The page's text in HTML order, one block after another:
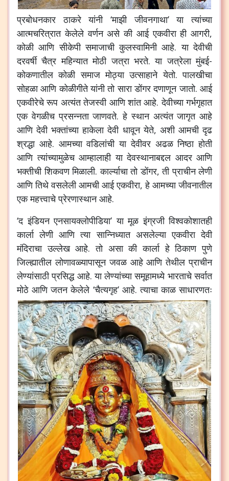
प्रबोधनकार ठाकरे यांनी ‘माझी जीवनगाथा’ या त्यांच्या
आत्मचरित्रात केलेले वर्णन असे की आई एकवीरा ही आगरी,
कोळी आणि सीकेपी समाजाची कुलस्वामिनी आहे. या देवीची
दरवर्षी चैत्र महिन्यात मोठी जत्रा भरते. या जत्रेला मुंबई-
कोकणातील कोळी समाज मोठ्या उत्साहाने येतो. पालखीचा
सोहळा आणि कोळीगीते यांनी तो सारा डोंगर दणाणून जातो. आई
एकवीरेचे रूप अत्यंत तेजस्वी आणि शांत आहे. देवीच्या गर्भगृहात
एक वेगळीच प्रसन्नता जाणवते. हे स्थान अत्यंत जागृत आहे
आणि देवी भक्तांच्या हाकेला देवी धावून येते, अशी आमची दृढ
श्रद्धा आहे. आमच्या वडिलांची या देवीवर अढळ निष्ठा होती
आणि त्यांच्यामुळेच आम्हालाही या देवस्थानाबद्दल आदर आणि
भक्तीची शिकवण मिळाली. कार्ल्याचा तो डोंगर, ती प्राचीन लेणी
आणि तिथे वसलेली आमची आई एकवीरा, हे आमच्या जीवनातील
एक महत्त्वाचे प्रेरणास्थान आहे.
‘द इंडियन एनसायक्लोपीडिया’ या मूळ इंग्रजी विश्वकोशातही
कार्ला लेणी आणि त्या सान्निध्यात असलेल्या एकवीरा देवी
मंदिराचा उल्लेख आहे. तो असा की कार्ला हे ठिकाण पुणे
जिल्ह्यातील लोणावळ्यापासून जवळ आहे आणि तेथील प्राचीन
लेण्यांसाठी प्रसिद्ध आहे. या लेण्यांच्या समूहामध्ये भारताचे सर्वात
मोठे आणि जतन केलेले ‘चैत्यगृह’ आहे.त्याचा काळ साधारणतः